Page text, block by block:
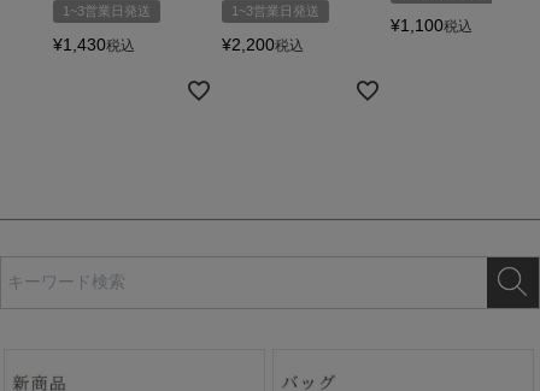
1~3営業日発送
¥1,430税込
1~3営業日発送
¥2,200税込
¥1,100税込